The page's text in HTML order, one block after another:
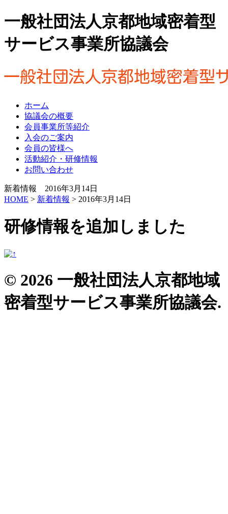
一般社団法人京都地域密着型
サービス事業所協議会
ホーム
協議会の概要
会員事業所等紹介
入会のご案内
会員の皆様へ
活動紹介・研修情報
お問い合わせ
新着情報 2016年3月14日
HOME > 新着情報 > 2016年3月14日
研修情報を追加しました
© 2026 一般社団法人京都地域
密着型サービス事業所協議会.